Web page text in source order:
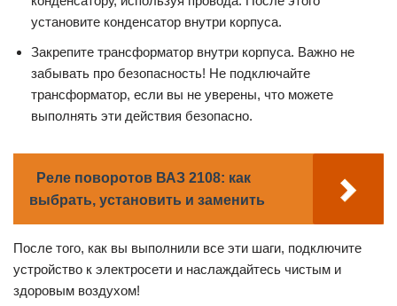
установите конденсатор внутри корпуса.
Закрепите трансформатор внутри корпуса. Важно не
забывать про безопасность! Не подключайте
трансформатор, если вы не уверены, что можете
выполнять эти действия безопасно.
Реле поворотов ВАЗ 2108: как
выбрать, установить и заменить
После того, как вы выполнили все эти шаги, подключите
устройство к электросети и наслаждайтесь чистым и
здоровым воздухом!